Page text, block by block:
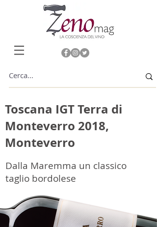
Toscana IGT Terra di
Monteverro 2018,
Monteverro
Dalla Maremma un classico
taglio bordolese